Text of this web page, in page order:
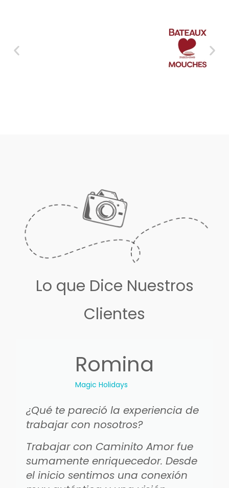
Lo que Dice Nuestros
Clientes
¿Qué te pareció la experiencia de
trabajar con nosotros?
Trabajar con Caminito Amor fue
sumamente enriquecedor. Desde
el inicio sentimos una conexión
Romina
Magic Holidays